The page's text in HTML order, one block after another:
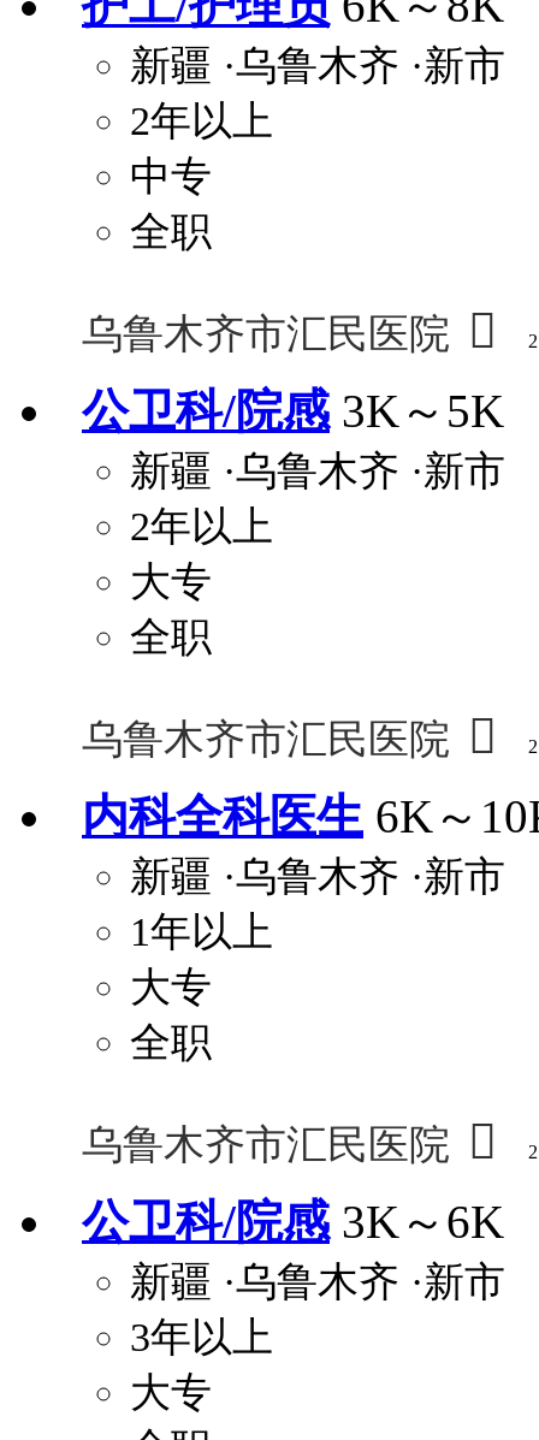
新疆 ·乌鲁木齐 ·新市
2年以上
中专
全职
乌鲁木齐市汇民医院 
公卫科/院感 3K～5K
新疆 ·乌鲁木齐 ·新市
2年以上
大专
全职
乌鲁木齐市汇民医院 
内科全科医生 6K～
新疆 ·乌鲁木齐 ·新市
1年以上
大专
全职
乌鲁木齐市汇民医院 
公卫科/院感 3K～6K
新疆 ·乌鲁木齐 ·新市
3年以上
大专